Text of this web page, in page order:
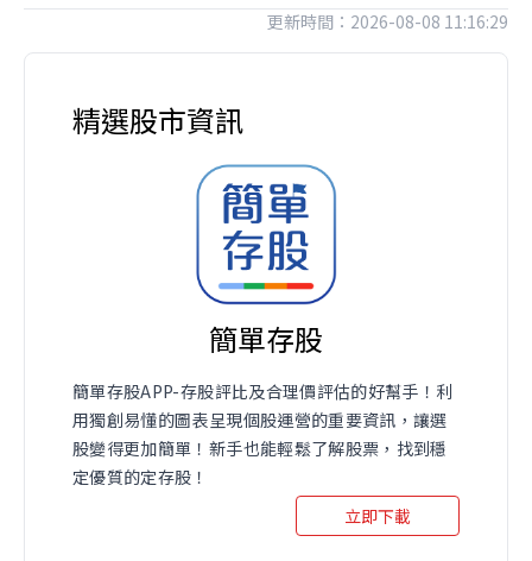
更新時間：2026-08-08 11:16:29
精選股市資訊
簡單存股
簡單存股APP-存股評比及合理價評估的好幫手！利
用獨創易懂的圖表呈現個股運營的重要資訊，讓選
股變得更加簡單！新手也能輕鬆了解股票，找到穩
定優質的定存股！
立即下載